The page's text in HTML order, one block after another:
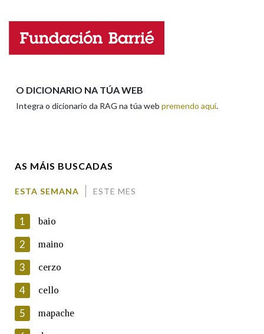
Nome
En cumprimento da normativa vixente en materia de
Protección de Datos de Carácter Persoal, a Real Academia
Galega informa a aqueles usuarios que faciliten o seu correo
electrónico, así como calquera outra información de carácter
persoal, que estes datos serán obxecto de tratamento
automatizado de carácter confidencial e incorporados aos seus
O DICIONARIO NA TÚA WEB
Integra o dicionario da RAG na túa web premendo aquí.
AS MÁIS BUSCADAS
ESTA SEMANA ESTE MES
1 baio
2 maino
3 cerzo
4 cello
5 mapache